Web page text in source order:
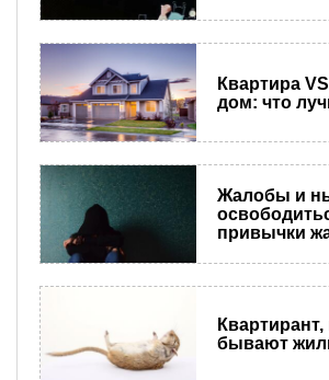
Квартира
дом: что
Жалобы и
привычки
бывают